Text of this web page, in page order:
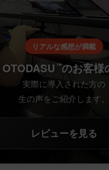
リアルな感想が満載
OTODASU ™のお客様
実際に導入された方の
生の声をご紹介します。
レビューを見る